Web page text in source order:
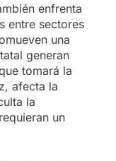
enfrenta
entre sectores
una
generan
tomará la
afecta la
la
un